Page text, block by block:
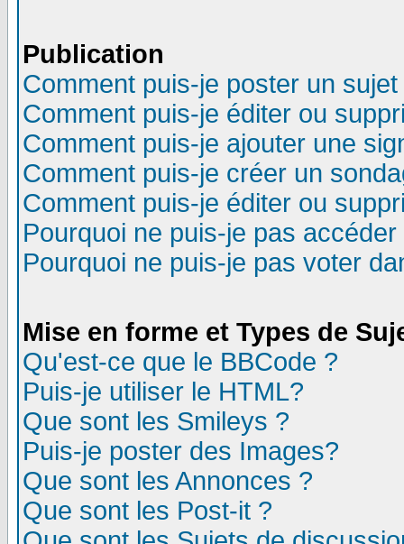
Publication
Comment puis-je poster un
Comment puis-je éditer ou
Comment puis-je ajouter une
Comment puis-je créer un
Comment puis-je éditer ou
Pourquoi ne puis-je pas
Pourquoi ne puis-je pas voter
Mise en forme et Types de
Qu'est-ce que le BBCode ?
Puis-je utiliser le HTML?
Que sont les Smileys ?
Puis-je poster des Images?
Que sont les Annonces ?
Que sont les Post-it ?